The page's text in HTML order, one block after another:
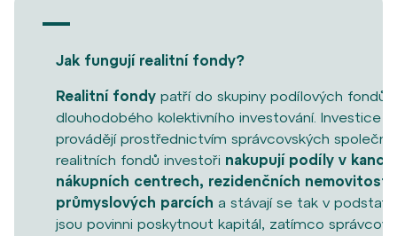
Jak fungují realitní fondy?
Realitní fondy patří do skupiny podílových fondů,
dlouhodobého kolektivního investování. Investice
provádějí prostřednictvím správcovských
realitních fondů investoři nakupují podíly v
nákupních centrech, rezidenčních
průmyslových parcích a stávají se tak v
jsou povinni poskytnout kapitál, zatímco